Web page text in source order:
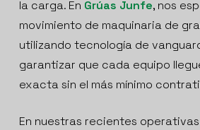
la carga. En Grúas Junfe, nos
movimiento de maquinaria de
utilizando tecnología de
garantizar que cada equipo
exacta sin el más mínimo
En nuestras recientes